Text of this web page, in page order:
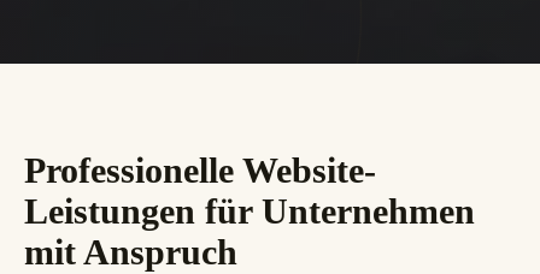
Professionelle Website-
Leistungen für Unternehmen
mit Anspruch